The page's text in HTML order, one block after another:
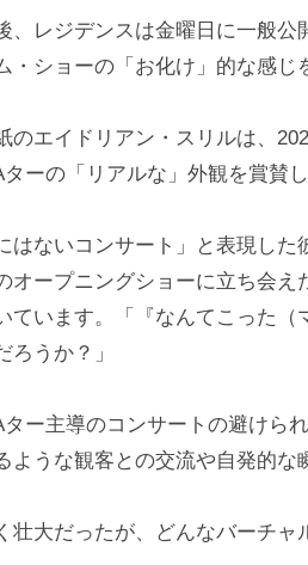
、レジデンスは金曜日に一般
・ショーの「お化け」的な感じ
のエイドリアン・スリルは、
ーの「リアルな」外観を賞賛し
はないコンサート」と表現し
オープニングショーに立ち会
ています。「『なんてこった
ろうか？」
ター主導のコンサートの避けら
ような観客との交流や自発的な
壮大だったが、どんなバーチ